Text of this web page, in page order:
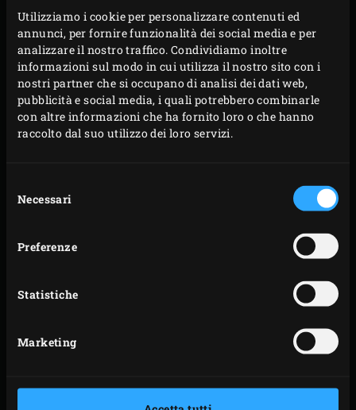
Utilizziamo i cookie per personalizzare contenuti ed
annunci, per fornire funzionalità dei social media e per
analizzare il nostro traffico. Condividiamo inoltre
informazioni sul modo in cui utilizza il nostro sito con i
nostri partner che si occupano di analisi dei dati web,
pubblicità e social media, i quali potrebbero combinarle
con altre informazioni che ha fornito loro o che hanno
raccolto dal suo utilizzo dei loro servizi.
delNecessari
Preferenze
Statistiche
Marketing
dei tagli a una distanza di pochi millimetri l’uno
dall’altro, tagliando i due terzi circa della patata. Un
trucco pratico per fare le giuste incisioni è infilzare
ogni patata con uno spiedo longitudinalmente
prima di iniziare a tagliare per non andare troppo in
profondità.